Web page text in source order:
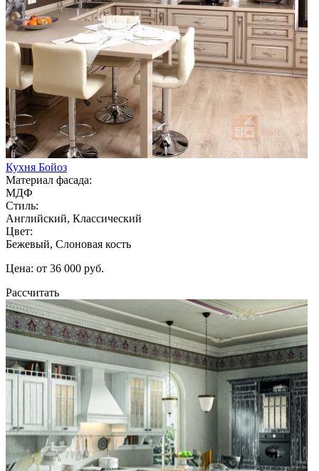
Кухня Бойоз
Материал фасада:
МДФ
Стиль:
Английский, Классический
Цвет:
Бежевый, Слоновая кость
Цена: от 36 000 руб.
Рассчитать